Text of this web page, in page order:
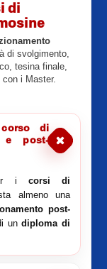
di
di svolgimento,
tesina finale,
i Master.
di
e post-
i corsi di
almeno una
post-
undiploma di